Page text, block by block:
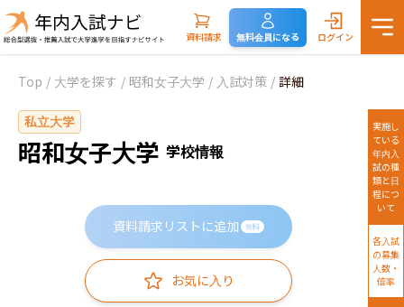
資料請求 無料会員になる ログイン
Top / 大学を探す / 昭和女子大学 / 入試対策 / 詳細
私立大学
昭和女子大学 学校情報
資料請求リストに追加 無料
お気に入り
実施し
ている
年内入
試の種
類と日
程につ
いて
各入試
の募集
人数・
倍率